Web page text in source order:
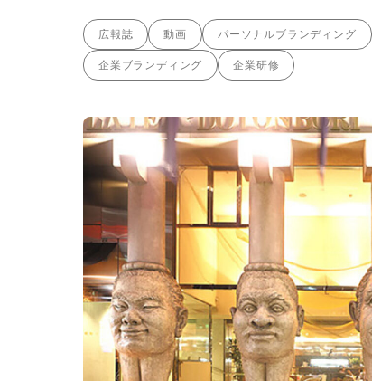
広報誌 動画 パーソナルブランディング
企業ブランディング 企業研修